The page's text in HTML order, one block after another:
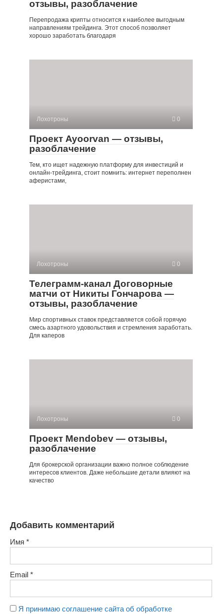
отзывы, разоблачение
Перепродажа крипты относится к наиболее выгодным
направлениям трейдинга. Этот способ позволяет
хорошо заработать благодаря
Лохотроны 0
Проект Ayoorvan — отзывы,
разоблачение
Тем, кто ищет надежную платформу для инвестиций и
онлайн-трейдинга, стоит помнить: интернет переполнен
аферистами,
Лохотроны 0
Телеграмм-канал Договорные
матчи от Никиты Гончарова —
отзывы, разоблачение
Мир спортивных ставок представляется собой горячую
смесь азартного удовольствия и стремления заработать.
Для каперов
Лохотроны 0
Проект Mendobev — отзывы,
разоблачение
Для брокерской организации важно полное соблюдение
интересов клиентов. Даже небольшие детали влияют на
качество
Добавить комментарий
Имя *
Email *
Я принимаю соглашение сайта об обработке